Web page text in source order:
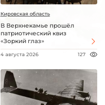
Кировская область
В Верхнекамье прошёл
патриотический квиз
«Зоркий глаз»
4 августа 2026 127